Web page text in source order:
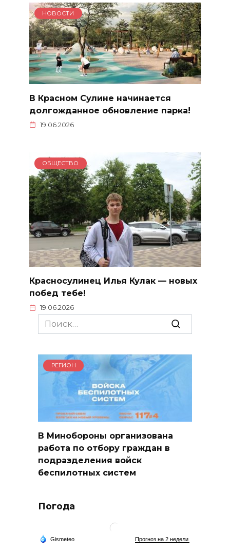
НОВОСТИ
В Красном Сулине начинается
долгожданное обновление парка!
19.06.2026
ОБЩЕСТВО
Красносулинец Илья Кулак — новых
побед тебе!
19.06.2026
Search
for:
РЕГИОН
В Минобороны организована
работа по отбору граждан в
подразделения войск
беспилотных систем
Погода